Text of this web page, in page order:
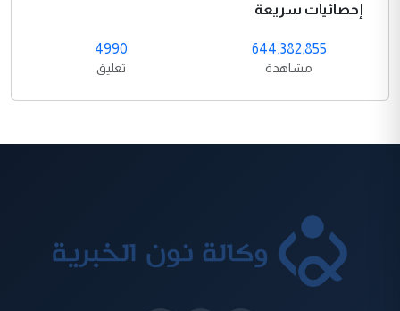
إحصائيات سريعة
644,382,855
مشاهدة
4990
تعليق